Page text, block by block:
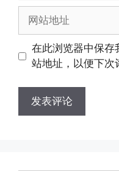
邮
址
址
在此浏览器中保存
站地址，以便下次